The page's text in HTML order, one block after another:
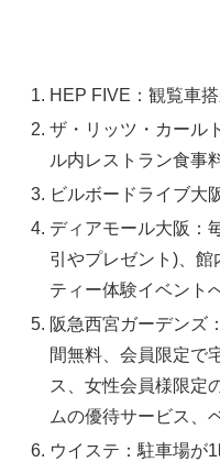
HEP FIVE：観覧車
ザ・リッツ・カール
ル内レストラン食事
ビルボードライブ大
ディアモール大阪：
引やプレゼント)、
ティー体験イベント
阪急西宮ガーデンズ
間無料、会員限定で
ス、女性会員様限定
ムの優待サービス、
ウイステ：駐車場が